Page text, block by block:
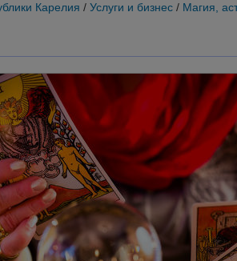
Карелия / Услуги и бизнес / Магия,